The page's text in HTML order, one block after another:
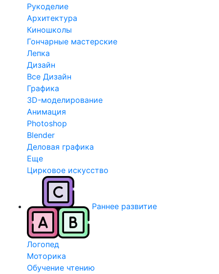
Рукоделие
Архитектура
Киношколы
Гончарные мастерские
Лепка
Дизайн
Все Дизайн
Графика
3D-моделирование
Анимация
Photoshop
Blender
Деловая графика
Еще
Цирковое искусство
Раннее развитие
Логопед
Моторика
Обучение чтению